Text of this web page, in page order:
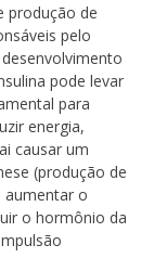
produção de
pelo
pode levar
para
energia,
causar um
(produção de
aumentar o
o hormônio da